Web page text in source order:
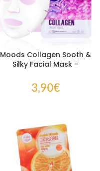
Moods Collagen Sooth &
Silky Facial Mask –
Raffermissant
3,90€